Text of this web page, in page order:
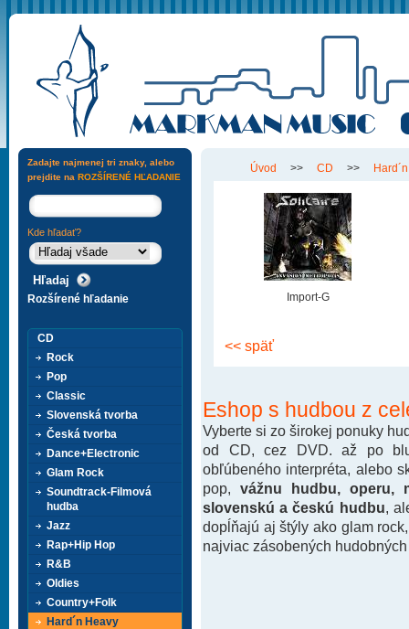
Úvod >> CD >>
Import-G
<< späť
Eshop s hudbou z
Vyberte si zo širokej ponuky
od CD, cez DVD. až po
obľúbeného interpréta, alebo
pop, vážnu hudbu, operu,
slovenskú a českú hudbu ,
dopĺňajú aj štýly ako glam
najviac zásobených
Zadajte najmenej tri znaky, alebo
prejdite na ROZŠÍRENÉ HĽADANIE
Kde hľadať?
Rozšírené hľadanie
CD
Rock
Pop
Classic
Slovenská tvorba
Česká tvorba
Dance+Electronic
Glam Rock
Soundtrack-Filmová
hudba
Jazz
Rap+Hip Hop
R&B
Oldies
Country+Folk
Hard´n Heavy